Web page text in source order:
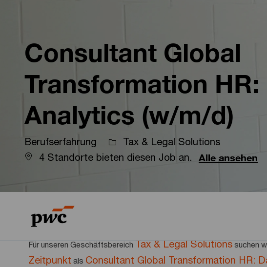
Consultant Global
Transformation HR:
Analytics (w/m/d)
Berufserfahrung
Tax & Legal Solutions
4 Standorte bieten diesen Job an.
Alle ansehen
Für unseren Geschäftsbereich Tax & Legal Solutions suchen
Zeitpunkt als Consultant Global Transformation HR: